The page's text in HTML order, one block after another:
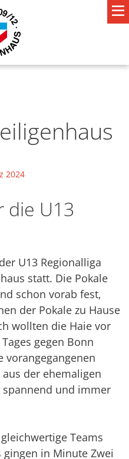
2024
die U13
U13 Regionalliga
statt. Die Pokale
schon vorab fest,
der Pokale zu Hause
wollten die Haie vor
gegen Bonn
vorangegangenen
der ehemaligen
und immer
Teams
in Minute Zwei